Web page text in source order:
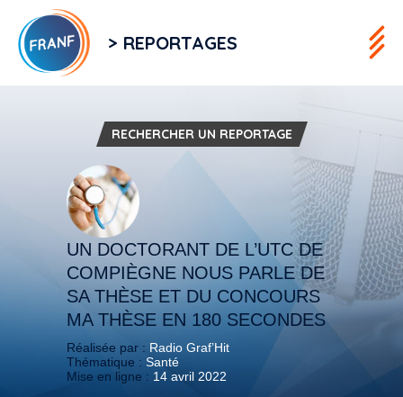
> REPORTAGES
RECHERCHER UN REPORTAGE
UN DOCTORANT DE L’UTC DE
COMPIÈGNE NOUS PARLE DE
SA THÈSE ET DU CONCOURS
MA THÈSE EN 180 SECONDES
Réalisée par : Radio Graf’Hit
Thématique : Santé
Mise en ligne : 14 avril 2022